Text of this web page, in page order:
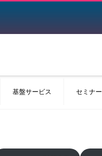
基盤サービス セミナー